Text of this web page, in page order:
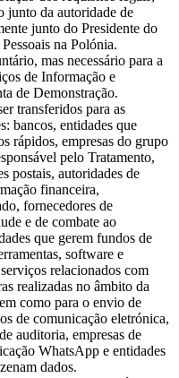
junto da autoridade de
junto do Presidente do
na Polónia.
mas necessário para a
de Informação e
de Demonstração.
transferidos para as
bancos, entidades que
rápidos, empresas do grupo
pelo Tratamento,
postais, autoridades de
financeira,
fornecedores de
e de combate ao
que gerem fundos de
software e
relacionados com
realizadas no âmbito da
como para o envio de
de comunicação eletrónica,
auditoria, empresas de
WhatsApp e entidades
dados.